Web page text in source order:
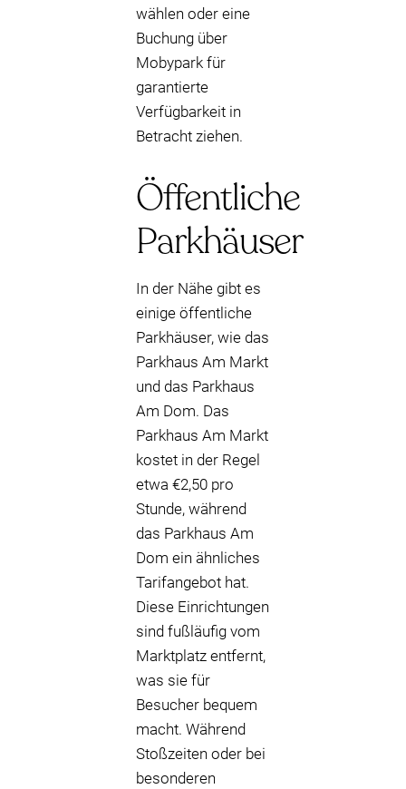
wählen oder eine
Buchung über
Mobypark für
garantierte
Verfügbarkeit in
Betracht ziehen.
Öffentliche
Parkhäuser
In der Nähe gibt es
einige öffentliche
Parkhäuser, wie das
Parkhaus Am Markt
und das Parkhaus
Am Dom. Das
Parkhaus Am Markt
kostet in der Regel
etwa €2,50 pro
Stunde, während
das Parkhaus Am
Dom ein ähnliches
Tarifangebot hat.
Diese Einrichtungen
sind fußläufig vom
Marktplatz entfernt,
was sie für
Besucher bequem
macht. Während
Stoßzeiten oder bei
besonderen